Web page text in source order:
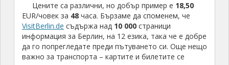
Цените са различни, но добър пример е 18,50
EUR/човек за 48часа. Бързаме да споменем, че
VisitBerlin.de съдържа над 10 000страници
информация за Берлин, на 12 езика, така че е добре
да го попрегледате преди пътуването си. Още нещо
важно за транспорта – картите и билетите се